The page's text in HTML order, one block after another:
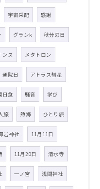
宇宙采配 感謝
グランk 秋分の日
ンス メタトロン
通院日 アトラス彗星
日食 騒音 学び
旅 熱海 ひとり旅
岩神社 11月11日
11月20日 清水寺
一ノ宮 浅間神社